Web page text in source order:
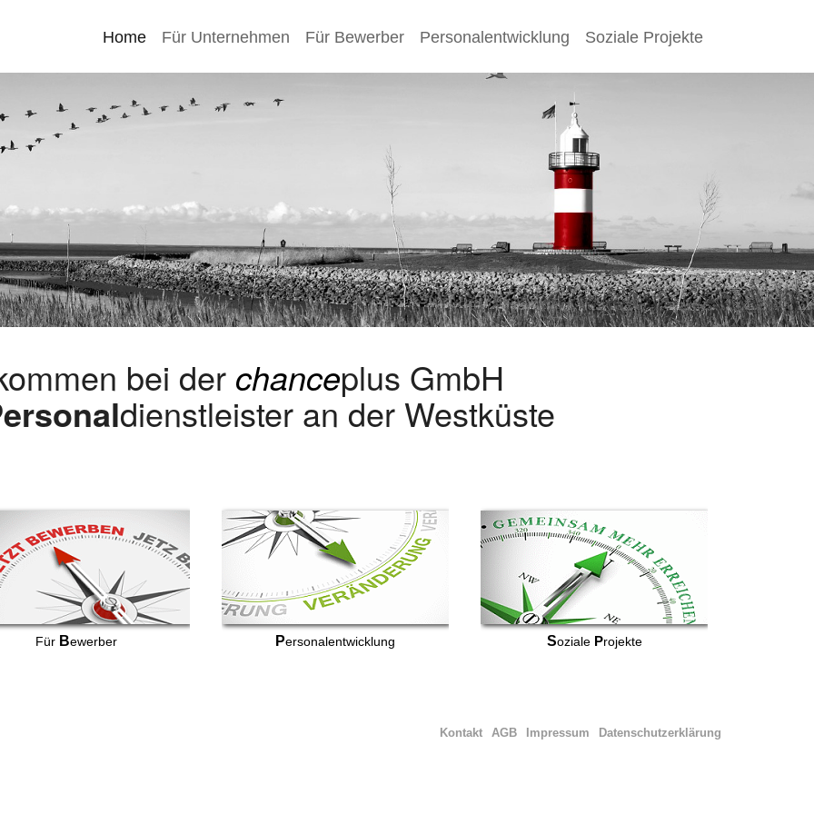
Home Für Unternehmen Für Bewerber Personalentwicklung Soziale Projekte
bei der chanceplus GmbH
dienstleister an der Westküste
Für Bewerber Personalentwicklung Soziale Projekte
Datenschutzerklärung
Impressum
AGB
Kontakt